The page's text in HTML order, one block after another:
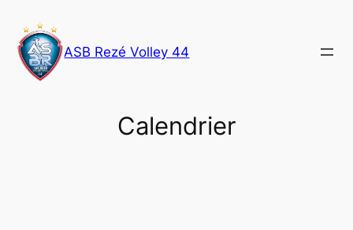
au
contenu ASB Rezé Volley 44
Calendrier